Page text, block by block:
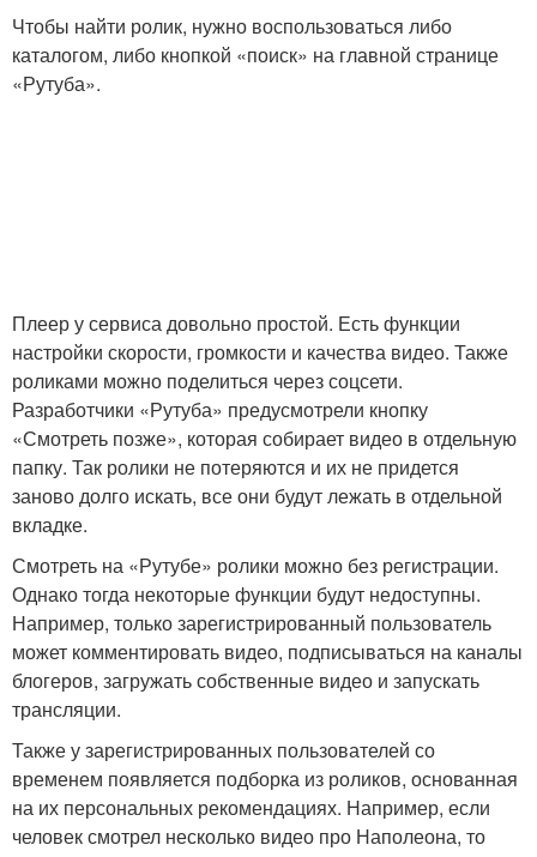
Чтобы найти ролик, нужно воспользоваться либо
каталогом, либо кнопкой «поиск» на главной странице
«Рутуба».
Плеер у сервиса довольно простой. Есть функции
настройки скорости, громкости и качества видео. Также
роликами можно поделиться через соцсети.
Разработчики «Рутуба» предусмотрели кнопку
«Смотреть позже», которая собирает видео в отдельную
папку. Так ролики не потеряются и их не придется
заново долго искать, все они будут лежать в отдельной
вкладке.
Смотреть на «Рутубе» ролики можно без регистрации.
Однако тогда некоторые функции будут недоступны.
Например, только зарегистрированный пользователь
может комментировать видео, подписываться на каналы
блогеров, загружать собственные видео и запускать
трансляции.
Также у зарегистрированных пользователей со
временем появляется подборка из роликов, основанная
на их персональных рекомендациях. Например, если
человек смотрел несколько видео про Наполеона, то